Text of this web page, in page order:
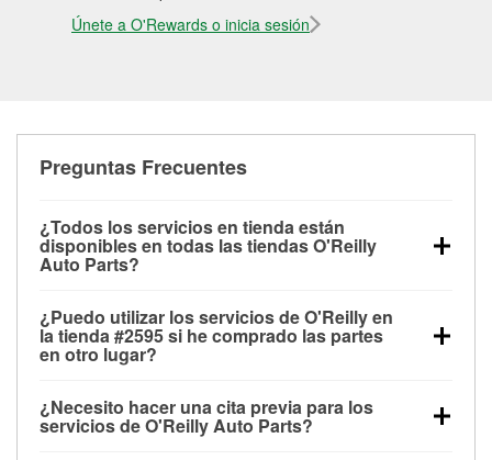
Únete a O'Rewards o inicia sesión
Preguntas Frecuentes
¿Todos los servicios en tienda están
disponibles en todas las tiendas O'Reilly
Auto Parts?
las pruebas de batería, pruebas de alternador y
motor de arranque, revisión de la luz “Check Engine”
con O'Reilly VeriScan® e instalación de
limpiaparabrisas o bombillas, están disponibles en
todas las tiendas O'Reilly Auto Parts. La tienda
¿Puedo utilizar los servicios de O'Reilly en
la tienda #2595 si he comprado las partes
en otro lugar?
de O'Reilly Auto Parts que estén disponibles en la
tienda # 2595 de Lakeside, CA aunque hayas
¿Necesito hacer una cita previa para los
servicios de O'Reilly Auto Parts?